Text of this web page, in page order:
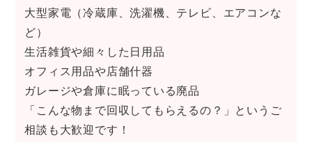
大型家電（冷蔵庫、洗濯機、テレビ、エアコンな
ど）
生活雑貨や細々した日用品
オフィス用品や店舗什器
ガレージや倉庫に眠っている廃品
「こんな物まで回収してもらえるの？」というご
相談も大歓迎です！